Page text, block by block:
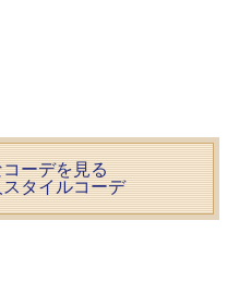
ーデを見る
タイルコーデ